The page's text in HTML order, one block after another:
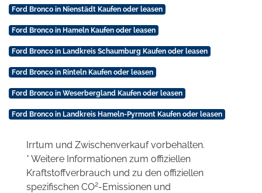
Ford Bronco in Nienstädt Kaufen oder leasen
Ford Bronco in Hameln Kaufen oder leasen
Ford Bronco in Landkreis Schaumburg Kaufen oder leasen
Ford Bronco in Rinteln Kaufen oder leasen
Ford Bronco in Weserbergland Kaufen oder leasen
Ford Bronco in Landkreis Hameln-Pyrmont Kaufen oder leasen
Irrtum und Zwischenverkauf vorbehalten.
* Weitere Informationen zum offiziellen
Kraftstoffverbrauch und zu den offiziellen
spezifischen CO2-Emissionen und